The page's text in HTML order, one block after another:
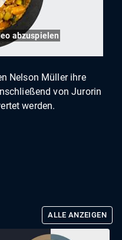
abzuspielen
Nelson Müller ihre
von Jurorin
werden.
ALLE ANZEIGEN